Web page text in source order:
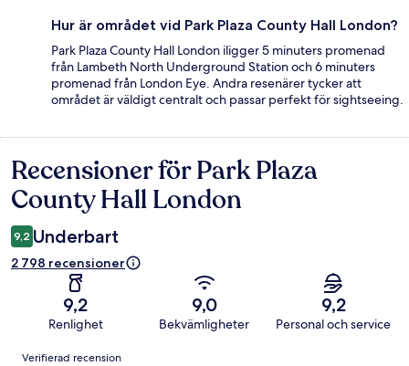
Hur är området vid Park Plaza County Hall London?
Park Plaza County Hall London iligger 5 minuters promenad
från Lambeth North Underground Station och 6 minuters
promenad från London Eye. Andra resenärer tycker att
området är väldigt centralt och passar perfekt för sightseeing.
Recensioner
Recensioner för Park Plaza
County Hall London
9,2 Underbart
2 798 recensioner
9,2
Renlighet
9,0
Bekvämligheter
9,2
Personal och service
Recensioner
Verifierad recension